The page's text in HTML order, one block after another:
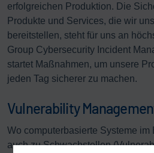
erfolgreichen Produktion. Die
Produkte und Services, die wir
bereitstellen, steht für uns an
Group Cybersecurity Incident
startet Maßnahmen, um unsere
jeden Tag sicherer zu machen.
Vulnerability
Wo computerbasierte Systeme im
auch zu Schwachstellen